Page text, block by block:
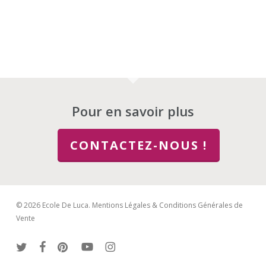
Pour en savoir plus
CONTACTEZ-NOUS !
© 2026 Ecole De Luca. Mentions Légales & Conditions Générales de
Vente
twitter facebookpinterestyoutubeinstagram